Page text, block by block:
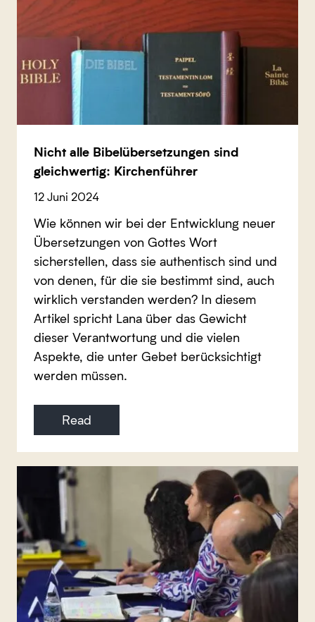
Nicht alle Bibelübersetzungen sind
gleichwertig: Kirchenführer
12 Juni 2024
Wie können wir bei der Entwicklung neuer
Übersetzungen von Gottes Wort
sicherstellen, dass sie authentisch sind und
von denen, für die sie bestimmt sind, auch
wirklich verstanden werden? In diesem
Artikel spricht Lana über das Gewicht
dieser Verantwortung und die vielen
Aspekte, die unter Gebet berücksichtigt
werden müssen.
Read